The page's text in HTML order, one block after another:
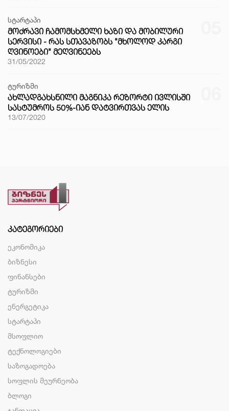
სტარტაპი
ᲛᲝᲫᲠᲐᲕᲘ ᲩᲐᲛᲝᲛᲡᲮᲛᲔᲚᲘ ᲮᲐᲖᲘ ᲓᲐ ᲛᲝᲑᲘᲚᲣᲠᲘ
ᲡᲔᲠᲕᲘᲡᲘ - ᲠᲐᲡ ᲡᲗᲐᲕᲐᲖᲝᲑᲡ "ᲛᲮᲝᲚᲝᲓ ᲙᲐᲠᲒᲘ
ᲦᲕᲘᲜᲝᲔᲑᲘ" ᲛᲔᲦᲕᲘᲜᲔᲔᲑᲡ
31/05/2022
ტურიზმი
ᲐᲮᲚᲐᲓᲒᲐᲮᲡᲜᲘᲚᲘ ᲛᲐᲒᲜᲘᲙᲐ ᲠᲔᲖᲝᲠᲢᲘ ᲘᲕᲚᲘᲡᲨᲘ
ᲡᲐᲡᲢᲣᲛᲠᲝᲡ 50%-ᲘᲐᲜ ᲓᲐᲢᲕᲘᲠᲗᲕᲐᲡ ᲔᲚᲘᲡ
13/07/2020
ᲙᲐᲢᲔᲒᲝᲠᲘᲔᲑᲘ
ეკონომიკა
ბიზნესი
ფინანსები
ტურიზმი
ენერგეტიკა
სტარტაპი
მსოფლიო
ტექნოლოგიები
საზოგადოება
სოფლის მეურნეობა
ბლოგი